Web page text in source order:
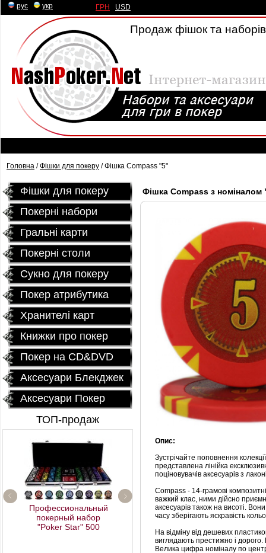
рус укр ГРН USD
Продаж фішок та
Головна /Фішки для покеру / Фішка Compass "5"
Фішки для покеру
Покерні набори
Гральні карти
Покернi столи
Сукно для покеру
Покер атрибутика
Хранителі карт
Книжки про покер
Покер на CD&DVD
Аксесуари Блекджек
Аксесуари Покер
ТОП-продаж
Профессиональный
покерный набор
"Poker Star" 500
Fournier 2818 Блок (12
колод) 100%
пластиковых карт
Фішка Compass з номіналом
Опис:
Зустрічайте поповнення
представлена лінійка
поціновувачів аксесуарів з
Compass - 14-грамові
важкий клас, ними дійсно
аксесуарів також на висоті.
часу зберігають яскравість
На відміну від дешевих
виглядають престижно і
Велика цифра номіналу по